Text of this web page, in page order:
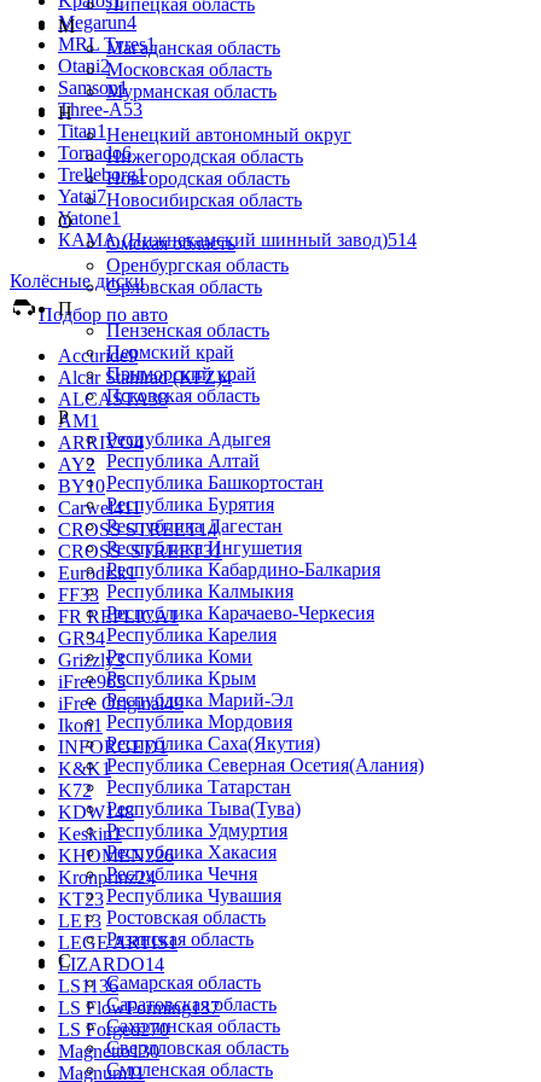
Megarun4
MRL Tyres1
Otani2
Samson1
Three-A53
Titan1
Tornado6
Trelleborg1
Yatai7
Yatone1
КАМА (Нижнекамский шинный завод)514
Колёсные диски
Подбор по авто
Accuride9
Alcar Stahlrad (KFZ)4
ALCASTA38
AM1
ARRIVO4
AY2
BY10
Carwel411
CROSS STREET14
CROSS_STREET31
Eurodisk1
FF33
FR REPLICA1
GR34
Grizzly3
iFree965
iFree Original49
Ikon1
INFORGED1
K&K1
K72
KDW148
Keskin1
KHOMEN226
Kronprinz24
KT23
LE13
LEGE ARTIS1
LIZARDO14
LS1136
LS FlowForming137
LS Forged270
Magnetto130
Magnum11
М
Магаданская область
Московская область
Мурманская область
Н
Ненецкий автономный округ
Нижегородская область
Новгородская область
Новосибирская область
О
Омская область
Оренбургская область
Орловская область
П
Пензенская область
Пермский край
Приморский край
Псковская область
Р
Республика Адыгея
Республика Алтай
Республика Башкортостан
Республика Бурятия
Республика Дагестан
Республика Ингушетия
Республика Кабардино-Балкария
Республика Калмыкия
Республика Карачаево-Черкеcия
Республика Карелия
Республика Коми
Республика Крым
Республика Марий-Эл
Республика Мордовия
Республика Саха(Якутия)
Республика Северная Осетия(Алания)
Республика Татарстан
Республика Тыва(Тува)
Республика Удмуртия
Республика Хакасия
Республика Чечня
Республика Чувашия
Ростовская область
Рязанская область
С
Самарская область
Саратовская область
Сахалинская область
Свердловская область
Смоленская область